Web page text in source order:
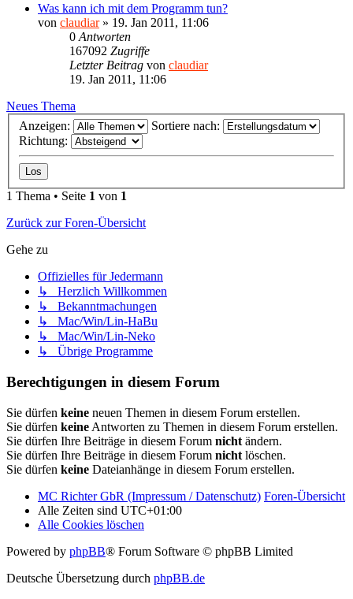
Was kann ich mit dem Programm tun?
von claudiar» 19. Jan 2011, 11:06
0 Antworten
167092 Zugriffe
Letzter Beitrag von claudiar
19. Jan 2011, 11:06
Neues Thema
Anzeigen:
Sortiere nach:
Richtung:
1 Thema • Seite 1 von 1
Zurück zur Foren-Übersicht
Gehe zu
Offizielles für Jedermann
↳ Herzlich Willkommen
↳ Bekanntmachungen
↳ Mac/Win/Lin-HaBu
↳ Mac/Win/Lin-Neko
↳ Übrige Programme
Berechtigungen in diesem Forum
Sie dürfen keine neuen Themen in diesem Forum erstellen.
Sie dürfen keine Antworten zu Themen in diesem Forum erstellen.
Sie dürfen Ihre Beiträge in diesem Forum nicht ändern.
Sie dürfen Ihre Beiträge in diesem Forum nicht löschen.
Sie dürfen keine Dateianhänge in diesem Forum erstellen.
MC Richter GbR (Impressum / Datenschutz) Foren-Übersicht
Alle Zeiten sind UTC+01:00
Alle Cookies löschen
Powered by phpBB® Forum Software © phpBB Limited
Deutsche Übersetzung durch phpBB.de